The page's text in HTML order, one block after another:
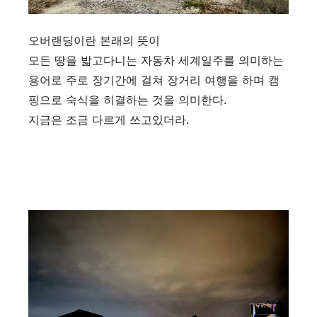
오버랜딩이란 본래의 뜻이
모든 땅을 밟고다니는 자동차 세계일주를 의미하는
용어로 주로 장기간에 걸쳐 장거리 여행을 하며 캠
핑으로 숙식을 히결하는 것을 의미한다.
지금은 조금 다르게 쓰고있더라.